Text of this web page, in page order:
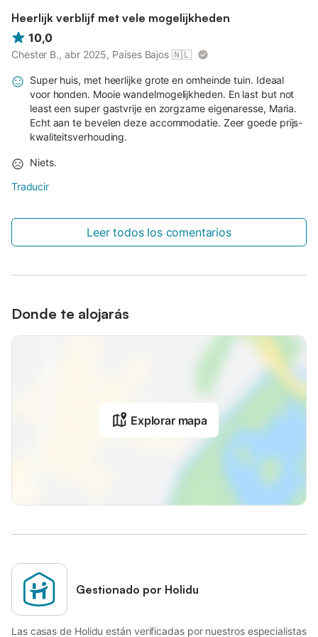
Heerlijk verblijf met vele mogelijkheden
10,0
Chester B., abr 2025, Países Bajos 🇳🇱
Super huis, met heerlijke grote en omheinde tuin. Ideaal
voor honden. Mooie wandelmogelijkheden. En last but not
least een super gastvrije en zorgzame eigenaresse, Maria.
Echt aan te bevelen deze accommodatie. Zeer goede prijs-
kwaliteitsverhouding.
Niets.
Traducir
Leer todos los comentarios
Donde te alojarás
Explorar mapa
Gestionado por Holidu
Las casas de Holidu están verificadas por nuestros especialistas